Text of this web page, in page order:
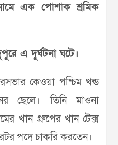
এক পোশাক শ্রমিক
এ দুর্ঘটনা ঘটে।
কেওয়া পশ্চিম খন্ড
ছেলে। তিনি মাওনা
খান গ্রুপের খান টেক্স
পদে চাকরি করতেন।